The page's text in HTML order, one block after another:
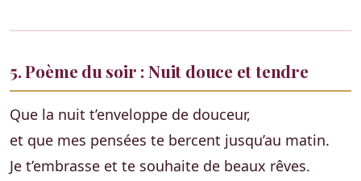
5. Poème du soir : Nuit douce et tendre
Que la nuit t’enveloppe de douceur,
et que mes pensées te bercent jusqu’au matin.
Je t’embrasse et te souhaite de beaux rêves.